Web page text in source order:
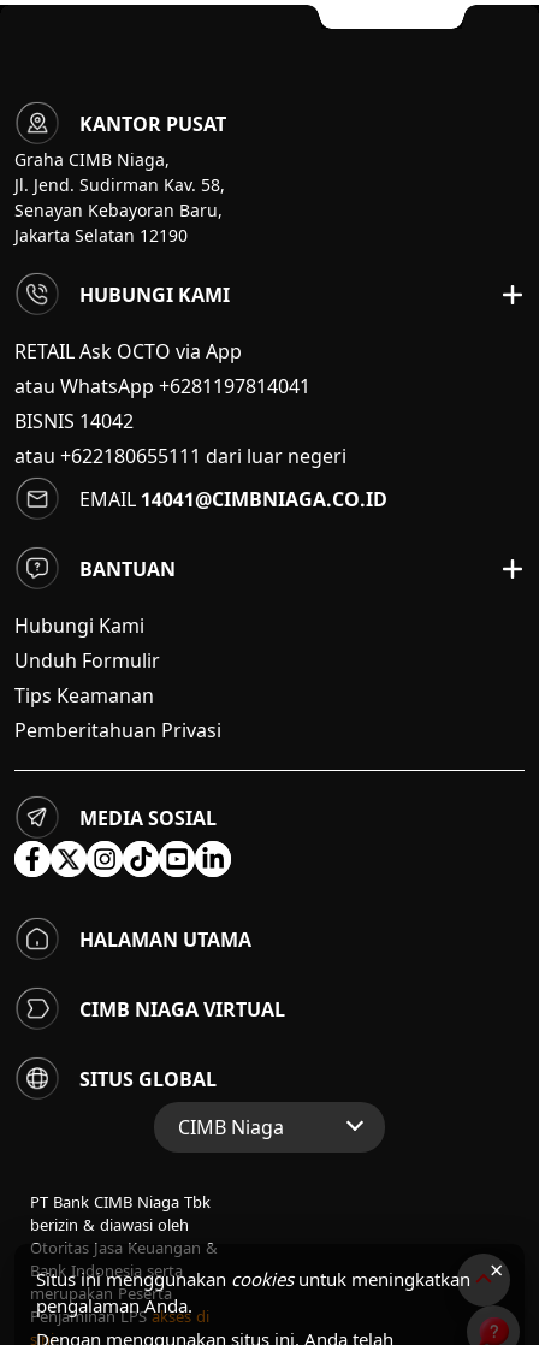
×
Situs ini menggunakan cookiesuntuk meningkatkan
pengalaman Anda.
Dengan menggunakan situs ini, Anda telah
KANTOR PUSAT
Graha CIMB Niaga,
Jl. Jend. Sudirman Kav. 58,
Senayan Kebayoran Baru,
Jakarta Selatan 12190
HUBUNGI KAMI
RETAIL Ask OCTO via App
atau WhatsApp +6281197814041
BISNIS 14042
atau +622180655111 dari luar negeri
EMAIL 14041@CIMBNIAGA.CO.ID
BANTUAN
Hubungi Kami
Unduh Formulir
Tips Keamanan
Pemberitahuan Privasi
MEDIA SOSIAL
HALAMAN UTAMA
CIMB NIAGA VIRTUAL
SITUS GLOBAL
CIMB Niaga
Perbankan Konsumen
Perbankan Syariah
PT Bank CIMB Niaga Tbk
berizin & diawasi oleh
Otoritas Jasa Keuangan &
Bank Indonesia serta
merupakan Peserta
Penjaminan LPSakses di
sini